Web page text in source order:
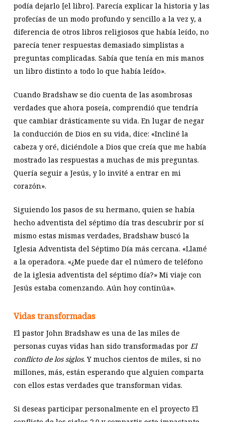
podía dejarlo [el libro]. Parecía explicar la historia y las
profecías de un modo profundo y sencillo a la vez y, a
diferencia de otros libros religiosos que había leído, no
parecía tener respuestas demasiado simplistas a
preguntas complicadas. Sabía que tenía en mis manos
un libro distinto a todo lo que había leído».
Cuando Bradshaw se dio cuenta de las asombrosas
verdades que ahora poseía, comprendió que tendría
que cambiar drásticamente su vida. En lugar de negar
la conducción de Dios en su vida, dice: «Incliné la
cabeza y oré, diciéndole a Dios que creía que me había
mostrado las respuestas a muchas de mis preguntas.
Quería seguir a Jesús, y lo invité a entrar en mi
corazón».
Siguiendo los pasos de su hermano, quien se había
hecho adventista del séptimo día tras descubrir por sí
mismo estas mismas verdades, Bradshaw buscó la
Iglesia Adventista del Séptimo Día más cercana. «Llamé
a la operadora. «¿Me puede dar el número de teléfono
de la iglesia adventista del séptimo día?» Mi viaje con
Jesús estaba comenzando. Aún hoy continúa».
Vidas transformadas
El pastor John Bradshaw es una de las miles de
personas cuyas vidas han sido transformadas por El
conflicto de los siglos. Y muchos cientos de miles, si no
millones, más, están esperando que alguien comparta
con ellos estas verdades que transforman vidas.
Si deseas participar personalmente en el proyecto El